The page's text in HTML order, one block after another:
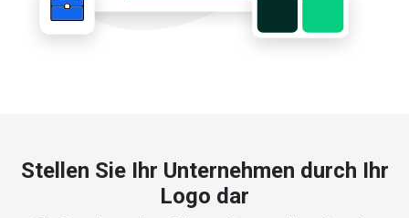
Stellen Sie Ihr Unternehmen durch Ihr
Logo dar